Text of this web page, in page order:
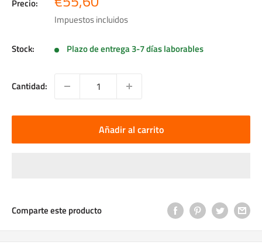
Precio:
de
venta
Impuestos incluidos
Stock: Plazo de entrega 3-7 días laborables
Cantidad:
Añadir al carrito
Comparte este producto